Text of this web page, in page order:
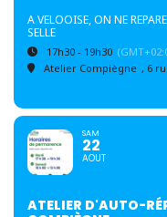
A VELOOISE, ON NE
SELLE
17h30 - 19h30
Atelier Compiègne , 6
SAM
22
AOUT
ATELIER D'AUTO-